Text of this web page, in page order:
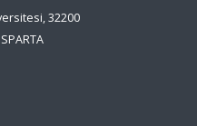
32200